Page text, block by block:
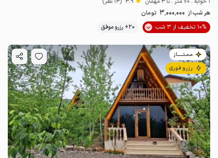
هر شب از 3٬000٬000 تومان
10% تخفیف از 3 شب
20+ رزرو موفق
مـمـتــــــاز
رزرو فوری